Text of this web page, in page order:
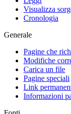
Visualizza
Cronologia
Generale
Pagine che
Modifiche
Carica un file
Pagine speciali
Link
Informazioni